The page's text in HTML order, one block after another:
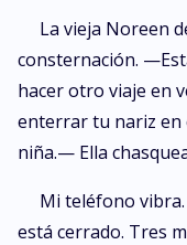
La vieja Noreen
consternación.
hacer otro viaje en
enterrar tu nariz en
niña.— Ella
Mi teléfono
está cerrado. Tres